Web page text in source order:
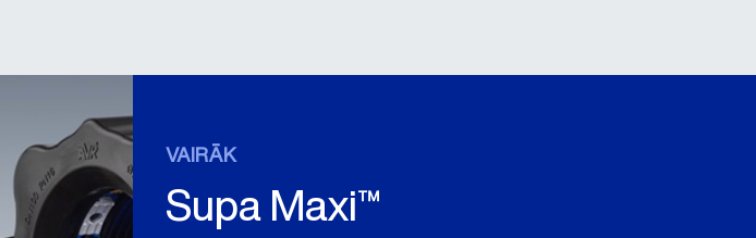
VAIRĀK
Supa Maxi™